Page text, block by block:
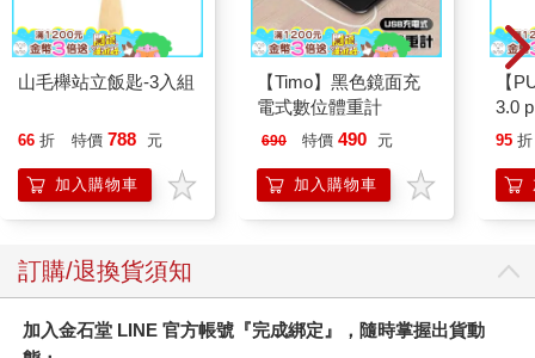
山毛櫸站立飯匙-3入組
66 折 特價 788 元
加入購物車
【Timo】黑色鏡面充
電式數位體重計
690 特價 490 元
加入購物車
【
3.0
黑
95 折
訂購/退換貨須知
加入金石堂 LINE 官方帳號『完成綁定』，隨時掌握出貨動